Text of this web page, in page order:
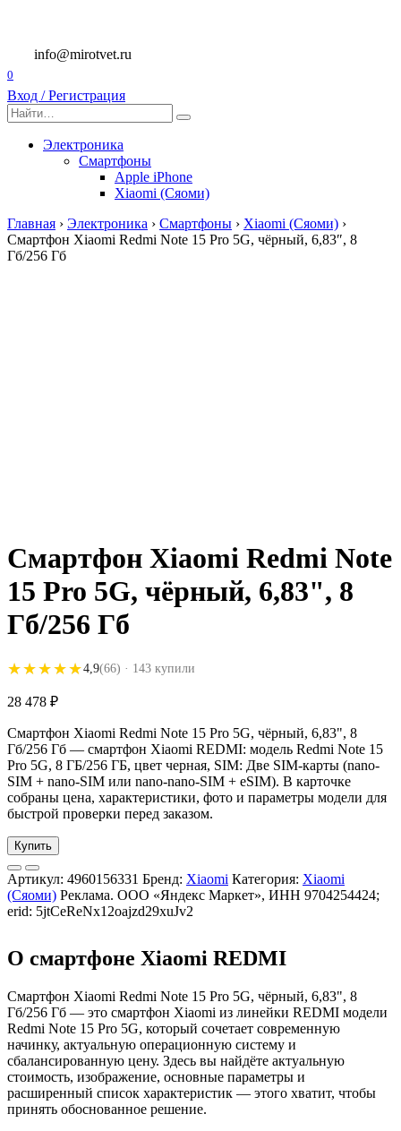
содержанию
info@mirotvet.ru
0
Вход / Регистрация
Search
for:
Электроника
Смартфоны
Apple iPhone
Xiaomi (Сяоми)
Главная › Электроника › Смартфоны › Xiaomi (Сяоми) ›
Смартфон Xiaomi Redmi Note 15 Pro 5G, чёрный, 6,83″, 8
Гб/256 Гб
Смартфон Xiaomi Redmi Note
15 Pro 5G, чёрный, 6,83", 8
Гб/256 Гб
★★★★★
★★★★★4,9(66) · 143 купили
28 478 ₽
Смартфон Xiaomi Redmi Note 15 Pro 5G, чёрный, 6,83", 8
Гб/256 Гб — смартфон Xiaomi REDMI: модель Redmi Note 15
Pro 5G, 8 ГБ/256 ГБ, цвет черная, SIM: Две SIM-карты (nano-
SIM + nano-SIM или nano-nano-SIM + eSIM). В карточке
собраны цена, характеристики, фото и параметры модели для
быстрой проверки перед заказом.
Купить
Артикул: 4960156331 Бренд: Xiaomi Категория: Xiaomi
(Сяоми) Реклама. ООО «Яндекс Маркет», ИНН 9704254424;
erid: 5jtCeReNx12oajzd29xuJv2
О смартфоне Xiaomi REDMI
Смартфон Xiaomi Redmi Note 15 Pro 5G, чёрный, 6,83", 8
Гб/256 Гб — это смартфон Xiaomi из линейки REDMI модели
Redmi Note 15 Pro 5G, который сочетает современную
начинку, актуальную операционную систему и
сбалансированную цену. Здесь вы найдёте актуальную
стоимость, изображение, основные параметры и
расширенный список характеристик — этого хватит, чтобы
принять обоснованное решение.